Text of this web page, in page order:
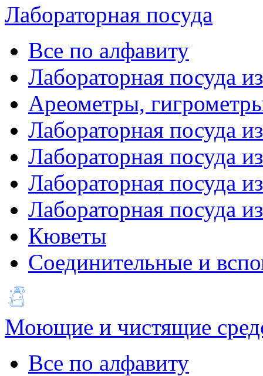
Лабораторная посуда
Все по алфавиту
Лабораторная посуда
Ареометры,
Лабораторная посуда
Лабораторная посуда
Лабораторная посуда
Лабораторная посуда
Кюветы
Соединительные и
Моющие и чистящие
Все по алфавиту